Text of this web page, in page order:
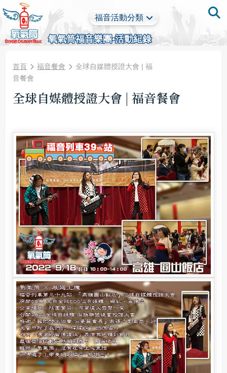
氧氣筒福音樂團•活動紀錄
福音活動分類
首頁 福音餐會
全球自媒體授證大會 | 福
音餐會
全球自媒體授證大會 | 福音餐會